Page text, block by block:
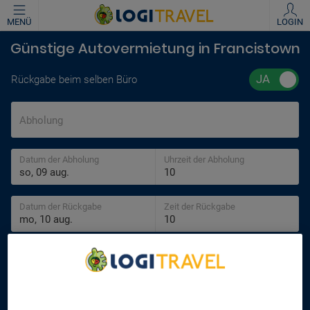
MENÜ LOGIN
Günstige Autovermietung in Francistown
Rückgabe beim selben Büro
Abholung
Datum der Abholung Uhrzeit der Abholung
Datum der Rückgabe Zeit der Rückgabe